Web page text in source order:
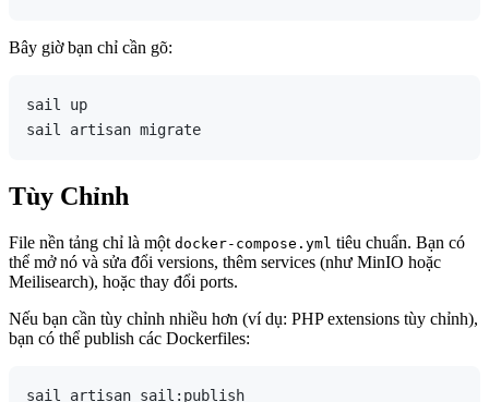
Bây giờ bạn chỉ cần gõ:
sail up
Tùy Chỉnh
File nền tảng chỉ là một docker-compose.yml tiêu chuẩn. Bạn có
thể mở nó và sửa đổi versions, thêm services (như MinIO hoặc
Meilisearch), hoặc thay đổi ports.
Nếu bạn cần tùy chỉnh nhiều hơn (ví dụ: PHP extensions tùy chỉnh),
bạn có thể publish các Dockerfiles: